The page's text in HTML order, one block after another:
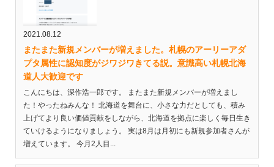
2021.08.12
またまた新規メンバーが増えました。札幌のアーリーアダ
プタ属性に認知度がジワジワきてる説。意識高い札幌北海
道人大歓迎です
こんにちは、深作浩一郎です。 またまた新規メンバーが増えまし
た！やったねみんな！ 北海道を舞台に、小さな力だとしても、積み
上げてより良い価値貢献をしながら、北海道を拠点に楽しく毎日生き
ていけるようになりましょう。 実は8月は月初にも新規参加者さんが
増えています。 今月2人目...